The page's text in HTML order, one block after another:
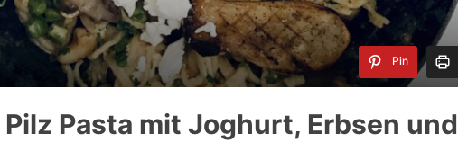
Pin
Pasta mit Joghurt, Erbsen und